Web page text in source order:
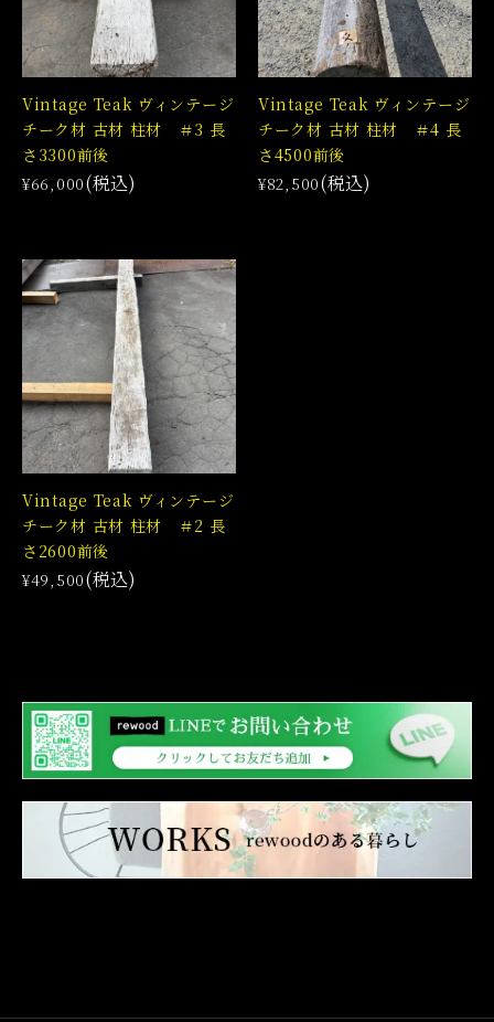
Vintage Teak ヴィンテージ
チーク材 古材 柱材 ＃3 長
さ3300前後
¥66,000(税込)
Vintage Teak ヴィンテージ
チーク材 古材 柱材 ＃4 長
さ4500前後
¥82,500(税込)
Vintage Teak ヴィンテージ
チーク材 古材 柱材 ＃2 長
さ2600前後
¥49,500(税込)